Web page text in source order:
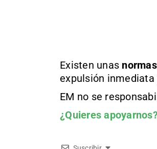
Existen unas normas
expulsión
EM no se
¿Quieres